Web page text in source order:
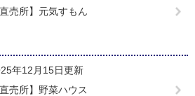
直売所】元気すもん
年12月15日更新
直売所】野菜ハウス